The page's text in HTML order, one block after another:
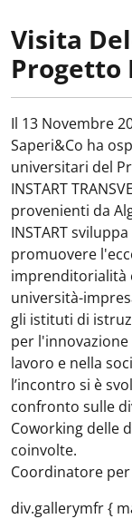
Visita
Progetto
Il 13 Novembre
Saperi&Co ha
universitari del
INSTART
provenienti da
INSTART
promuovere
imprenditorialità
università-
gli istituti di
per
lavoro e nella
l’incontro si è
confronto sulle
Coworking delle
coinvolte.
Coordinatore per
div.gallerymfr {